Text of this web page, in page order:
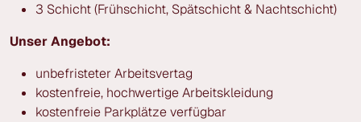
3 Schicht (Frühschicht, Spätschicht & Nachtschicht)
Unser Angebot:
unbefristeter Arbeitsvertag
kostenfreie, hochwertige Arbeitskleidung
kostenfreie Parkplätze verfügbar